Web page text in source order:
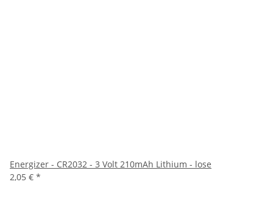
Energizer - CR2032 - 3 Volt 210mAh Lithium - lose
2,05 € *